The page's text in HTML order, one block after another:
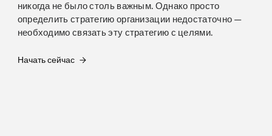
никогда не было столь важным. Однако просто
определить стратегию организации недостаточно —
необходимо связать эту стратегию с целями.
Начать сейчас